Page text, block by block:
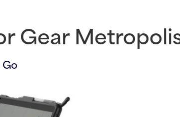
Gear